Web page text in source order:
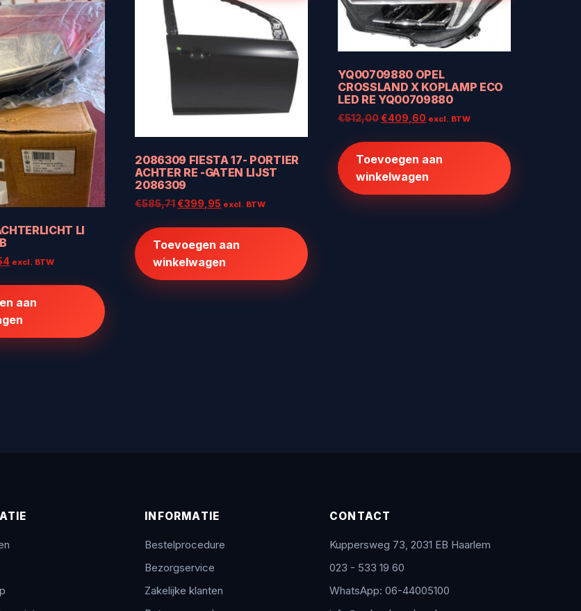
LI
Huidige
€88,54.
excl. BTW
aan
2086309 FIESTA 17- PORTIER
ACHTER RE -GATEN LIJST
2086309
€585,71Oorspronkelijke
€585,71.
€399,95 Huidige
€399,95.
excl. BTW
Toevoegen aan
winkelwagen
YQ00709880 OPEL
CROSSLAND X KOPLAMP ECO
LED RE YQ00709880
€512,00Oorspronkelijke
€512,00.
€409,60 Huidige
€409,60.
excl. BTW
Toevoegen aan
winkelwagen
INFORMATIE
Bestelprocedure
Bezorgservice
Zakelijke klanten
CONTACT
Kuppersweg 73, 2031 EB Haarlem
023 - 533 19 60
WhatsApp: 06-44005100